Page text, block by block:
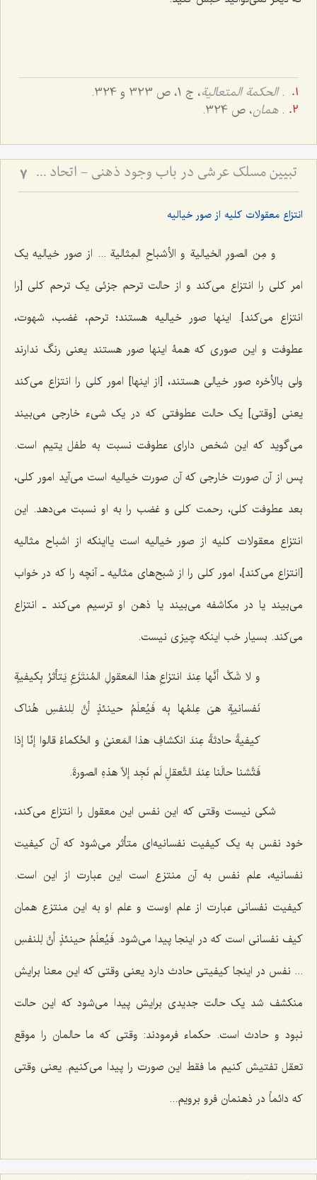
.الحکمة المتعالیة، ج 1، ص 323 و 324.
.همان، ص 324.
تبیین مسلک عرشی در باب وجود ذهنی - اتحاد علم و معلوم در پرتو حقیقت وجود 7
انتزاع معقولات کلیه از صور خیالیه
و مِن الصورِ الخیالیة و الأشباحِ المِثالیة ... از صور خیالیه یک
امر کلی را انتزاع می‌کند و از حالت ترحم جزئی یک ترحم کلی [را
انتزاع می‌کند]. اینها صور خیالیه هستند؛ ترحم، غضب، شهوت،
عطوفت و این صوری که همۀ اینها صور هستند یعنی رنگ ندارند
ولی بالأخره صور خیالی هستند، [از اینها] امور کلی را انتزاع می‌کند
یعنی [وقتی] یک حالت عطوفتی که در یک شیء خارجی می‌بیند
می‌گوید که این شخص دارای عطوفت نسبت به طفل یتیم است.
پس از آن صورت خارجی که آن صورت خیالیه است می‌آید امور کلی،
بعد عطوفت کلی، رحمت کلی و غضب را به او نسبت می‌دهد. این
انتزاع معقولات کلیه از صور خیالیه است یااینکه از اشباح مثالیه
[انتزاع می‌کند]، امور کلی را از شبح‌های مثالیه ـ آنچه را که در خواب
می‌بیند یا در مکاشفه می‌بیند یا ذهن او ترسیم می‌کند ـ انتزاع
می‌کند. بسیار خب اینکه چیزی نیست.
و لا شَکَّ أنَّها عِندَ انتزاعِ هذا المَعقولِ المُنتَزَعِ یَتأثرُ بِکیفیةٍ
نَفسانیةٍ هیَ عِلمُها بِه فَیُعلَمُ حینئذٍ أنَّ لِلنفسِ هُناک
کیفیةً حادثةً عِندَ انکشافِ هذا المَعنىٰ و الحُکماءُ قالوا إنّا إذا
فَتَّشنا حالَنا عِندَ التَّعقلِ لَم نَجِد إلاّ هذهِ الصورةَ.
شکی نیست وقتی که این نفس این معقول را انتزاع می‌کند،
خود نفس به یک کیفیت نفسانیه‌ای متأثر می‌شود که آن کیفیت
نفسانیه، علم نفس به آن منتزع است این عبارت از این است.
کیفیت نفسانی عبارت از علم اوست و علم او به این منتزع همان
کیف نفسانی است که در اینجا پیدا می‌شود. فَیُعلَمُ حینئذٍ أنَّ لِلنفسِ
... نفس در اینجا کیفیتی حادث دارد یعنی وقتی که این معنا برایش
منکشف شد یک حالت جدیدی برایش پیدا می‌شود که این حالت
نبود و حادث است. حکماء فرمودند: وقتی که ما حالمان را موقع
تعقل تفتیش کنیم ما فقط این صورت را پیدا می‌کنیم. یعنی وقتی
که دائماً در ذهنمان فرو برویم...